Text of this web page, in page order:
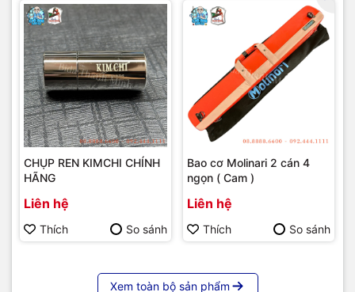
CHỤP REN KIMCHI CHÍNH
HÃNG
Liên hệ
Thích So sánh
Bao cơ Molinari 2 cán 4
ngọn ( Cam )
Liên hệ
Thích So sánh
Xem toàn bộ sản phẩm